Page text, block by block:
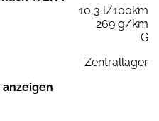
10,3 l/100km
269 g/km
G
Zentrallager
anzeigen